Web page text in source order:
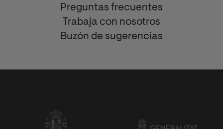
Preguntas frecuentes
Trabaja con nosotros
Buzón de sugerencias